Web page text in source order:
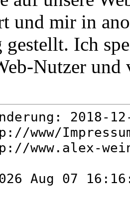
und mir in
Ich
Nutzer
2018-
www/
www.alex-
Aug 07